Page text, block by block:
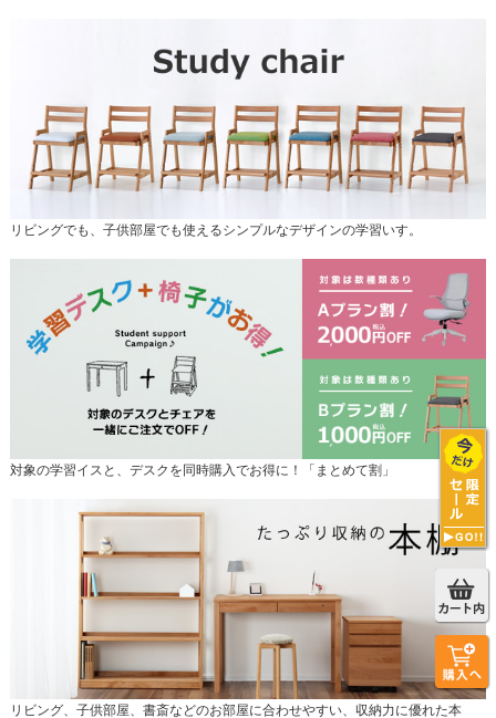
リビングでも、子供部屋でも使えるシンプルなデザインの学習いす。
対象の学習イスと、デスクを同時購入でお得に！「まとめて割」
リビング、子供部屋、書斎などのお部屋に合わせやすい、収納力に優れた本